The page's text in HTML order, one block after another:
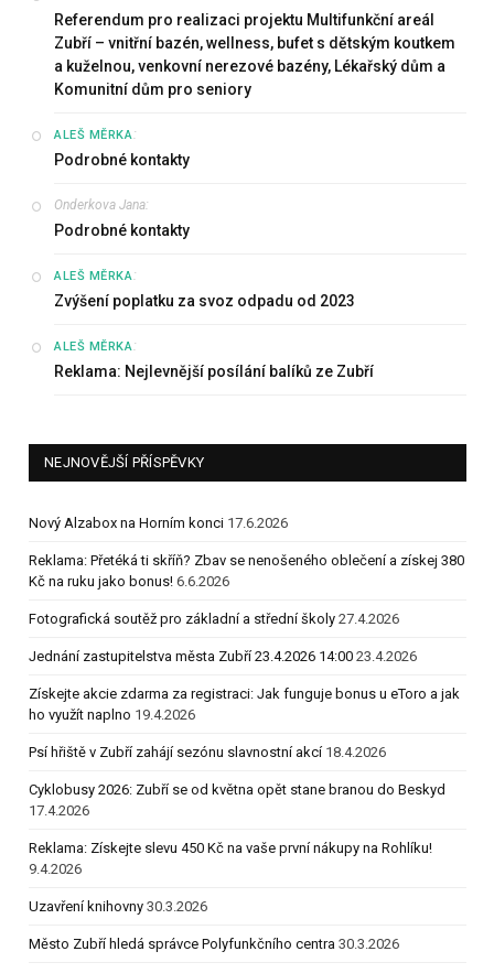
Referendum pro realizaci projektu Multifunkční areál
Zubří – vnitřní bazén, wellness, bufet s dětským koutkem
a kuželnou, venkovní nerezové bazény, Lékařský dům a
Komunitní dům pro seniory
ALEŠ MĚRKA:
Podrobné kontakty
Onderkova Jana:
Podrobné kontakty
ALEŠ MĚRKA:
Zvýšení poplatku za svoz odpadu od 2023
ALEŠ MĚRKA:
Reklama: Nejlevnější posílání balíků ze Zubří
NEJNOVĚJŠÍ PŘÍSPĚVKY
Nový Alzabox na Horním konci 17.6.2026
Reklama: Přetéká ti skříň? Zbav se nenošeného oblečení a získej 380
Kč na ruku jako bonus! 6.6.2026
Fotografická soutěž pro základní a střední školy 27.4.2026
Jednání zastupitelstva města Zubří 23.4.2026 14:00 23.4.2026
Získejte akcie zdarma za registraci: Jak funguje bonus u eToro a jak
ho využít naplno 19.4.2026
Psí hřiště v Zubří zahájí sezónu slavnostní akcí 18.4.2026
Cyklobusy 2026: Zubří se od května opět stane branou do Beskyd
17.4.2026
Reklama: Získejte slevu 450 Kč na vaše první nákupy na Rohlíku!
9.4.2026
Uzavření knihovny 30.3.2026
Město Zubří hledá správce Polyfunkčního centra 30.3.2026